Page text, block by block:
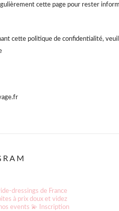
cette page pour rester
cette politique de confidentialité,
dressings de France
à prix doux et videz
events 💫 Inscription